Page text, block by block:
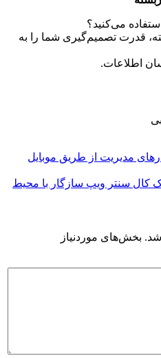
می‌کنید؟
قدرت تصمیم‌گیری شما را به
اطلاعات.
یک کال سنتر ویپ سازگار با محیط
شد. بخش‌های موردنیاز